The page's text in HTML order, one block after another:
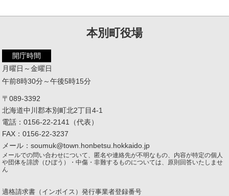
本別町役場
開庁時間
月曜日～金曜日
午前8時30分～午後5時15分
〒089-3392
北海道中川郡本別町北2丁目4-1
電話：0156-22-2141（代表）
FAX：0156-22-3237
メール：soumuk@town.honbetsu.hokkaido.jp
メールでの問い合わせについて、匿名や連絡先が不明なもの、内容が特定の個人
や団体を誹謗（ひぼう）・中傷・非難するものについては、原則回答いたしませ
ん
適格請求書（インボイス）発行事業者登録番号